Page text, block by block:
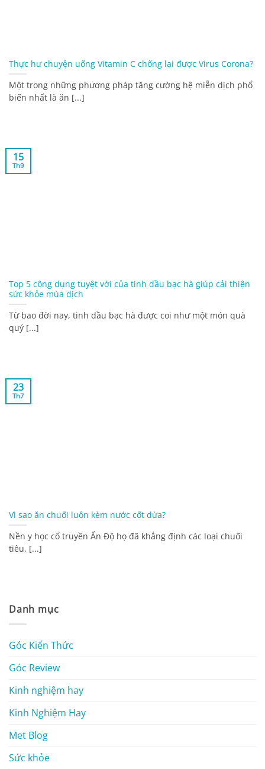
Thực hư chuyện uống Vitamin C chống lại được Virus Corona?
Một trong những phương pháp tăng cường hệ miễn dịch phổ
biến nhất là ăn [...]
Top 5 công dụng tuyệt vời của tinh dầu bạc hà giúp cải thiện
sức khỏe mùa dịch
Từ bao đời nay, tinh dầu bạc hà được coi như một món quà
quý [...]
15
Th9
Vì sao ăn chuối luôn kèm nước cốt dừa?
Nền y học cổ truyền Ấn Độ họ đã khẳng định các loại chuối
tiêu, [...]
23
Th7
Danh mục
Góc Kiến Thức
Góc Review
Kinh nghiệm hay
Kinh Nghiệm Hay
Met Blog
Sức khỏe